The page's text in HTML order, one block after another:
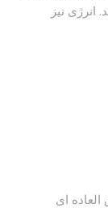
انرژی نیز
ای